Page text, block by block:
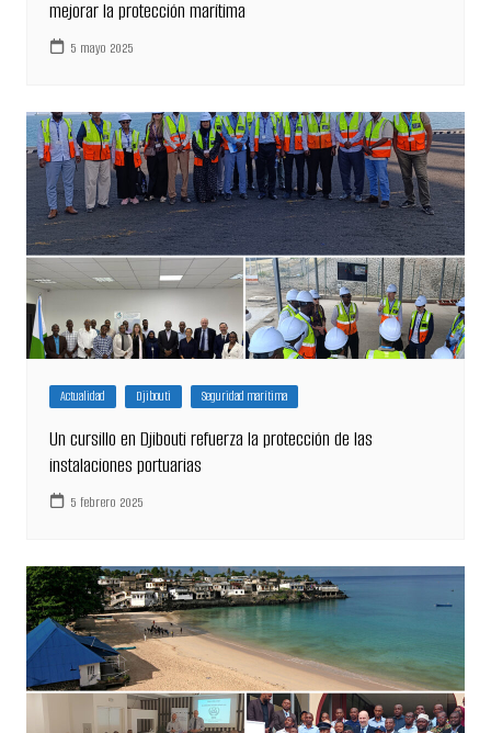
mejorar la protección marítima
5 mayo 2025
Actualidad Djibouti Seguridad marítima
Un cursillo en Djibouti refuerza la protección de las
instalaciones portuarias
5 febrero 2025